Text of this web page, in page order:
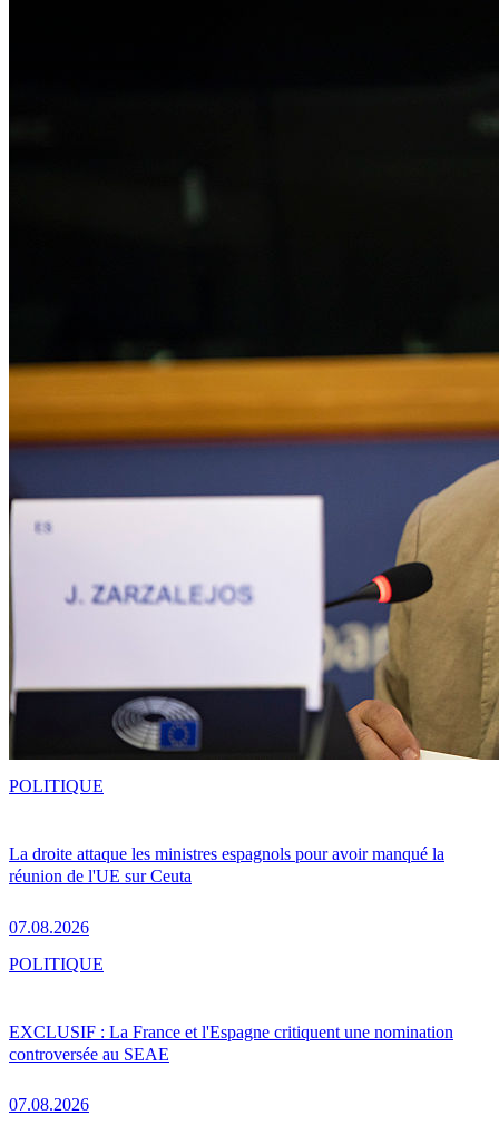
La droite attaque les ministres espagnols pour avoir manqué la
réunion de l'UE sur Ceuta
07.08.2026
POLITIQUE
EXCLUSIF : La France et l'Espagne critiquent une nomination
controversée au SEAE
07.08.2026
POLITIQUE